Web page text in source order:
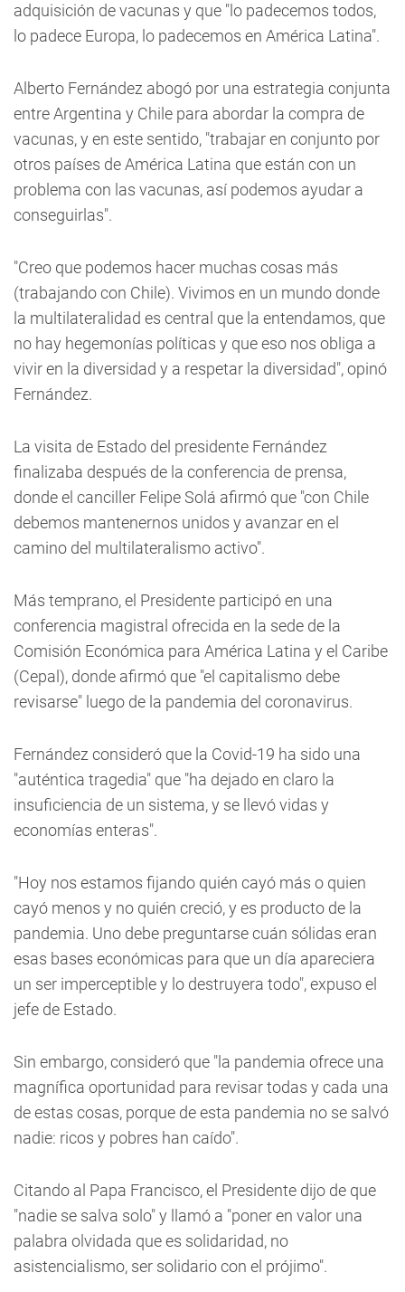
adquisición de vacunas y que "lo padecemos todos,
lo padece Europa, lo padecemos en América Latina".
Alberto Fernández abogó por una estrategia conjunta
entre Argentina y Chile para abordar la compra de
vacunas, y en este sentido, "trabajar en conjunto por
otros países de América Latina que están con un
problema con las vacunas, así podemos ayudar a
conseguirlas".
"Creo que podemos hacer muchas cosas más
(trabajando con Chile). Vivimos en un mundo donde
la multilateralidad es central que la entendamos, que
no hay hegemonías políticas y que eso nos obliga a
vivir en la diversidad y a respetar la diversidad", opinó
Fernández.
La visita de Estado del presidente Fernández
finalizaba después de la conferencia de prensa,
donde el canciller Felipe Solá afirmó que "con Chile
debemos mantenernos unidos y avanzar en el
camino del multilateralismo activo".
Más temprano, el Presidente participó en una
conferencia magistral ofrecida en la sede de la
Comisión Económica para América Latina y el Caribe
(Cepal), donde afirmó que "el capitalismo debe
revisarse" luego de la pandemia del coronavirus.
Fernández consideró que la Covid-19 ha sido una
"auténtica tragedia" que "ha dejado en claro la
insuficiencia de un sistema, y se llevó vidas y
economías enteras".
"Hoy nos estamos fijando quién cayó más o quien
cayó menos y no quién creció, y es producto de la
pandemia. Uno debe preguntarse cuán sólidas eran
esas bases económicas para que un día apareciera
un ser imperceptible y lo destruyera todo", expuso el
jefe de Estado.
Sin embargo, consideró que "la pandemia ofrece una
magnífica oportunidad para revisar todas y cada una
de estas cosas, porque de esta pandemia no se salvó
nadie: ricos y pobres han caído".
Citando al Papa Francisco, el Presidente dijo de que
"nadie se salva solo" y llamó a "poner en valor una
palabra olvidada que es solidaridad, no
asistencialismo, ser solidario con el prójimo".